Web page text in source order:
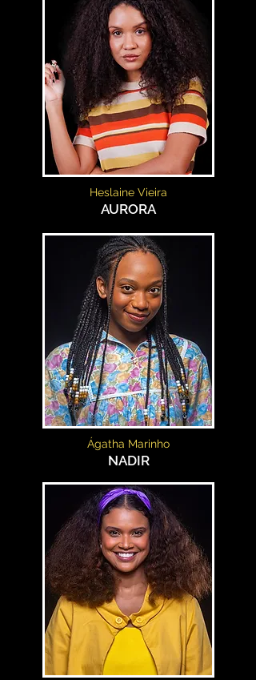
Heslaine Vieira
AURORA
Ágatha Marinho
NADIR